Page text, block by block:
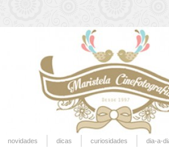
novidades dicas curiosidades dia-a-